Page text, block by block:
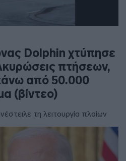
Dolphin χτύπησε
πτήσεων,
από 50.000
(βίντεο)
τη λειτουργία πλοίων